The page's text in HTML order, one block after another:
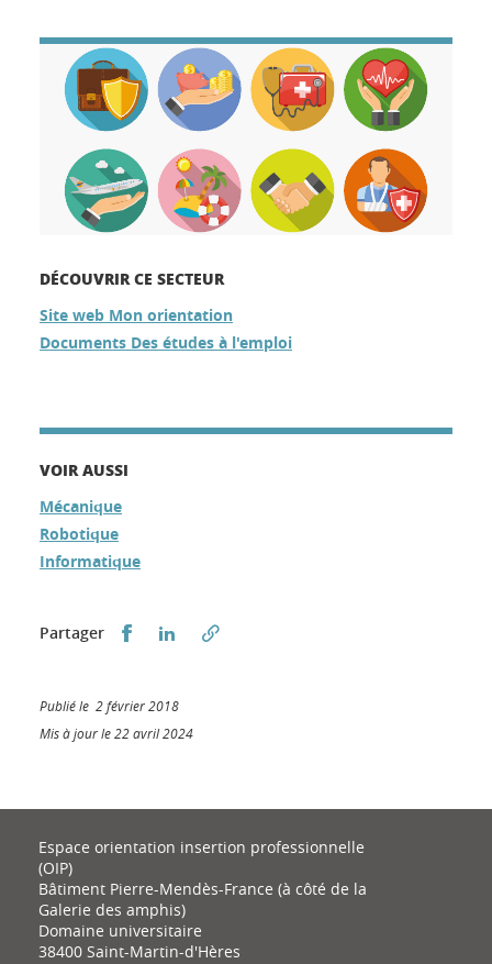
DÉCOUVRIR CE SECTEUR
Site web Mon orientation
Documents Des études à l'emploi
VOIR AUSSI
Mécanique
Robotique
Informatique
Partager Partager sur Facebook
Partager sur LinkedIn
Publié le 2 février 2018
Mis à jour le 22 avril 2024
Espace orientation insertion professionnelle
(OIP)
Bâtiment Pierre-Mendès-France (à côté de la
Galerie des amphis)
Domaine universitaire
38400 Saint-Martin-d'Hères